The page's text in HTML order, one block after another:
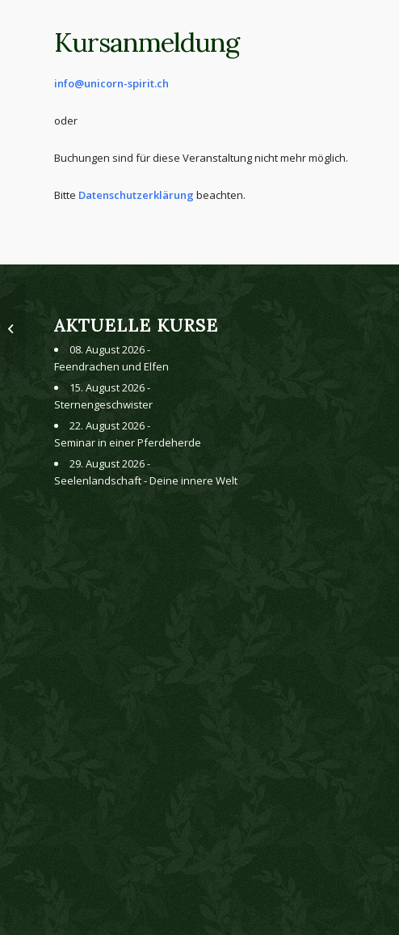
Kursanmeldung
info@unicorn-spirit.ch
oder
Buchungen sind für diese Veranstaltung nicht mehr möglich.
Bitte Datenschutzerklärung beachten.
AKTUELLE KURSE
08. August 2026 -
Feendrachen und Elfen
15. August 2026 -
Sternengeschwister
22. August 2026 -
Seminar in einer Pferdeherde
29. August 2026 -
Seelenlandschaft - Deine innere Welt
Drachen Seminar